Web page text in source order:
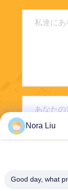
Nora Liu
Good day, what